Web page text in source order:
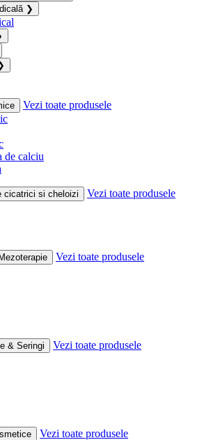
❯
Vezi toate produsele
de calciu
cicatrici si cheloizi
Vezi toate produsele
Vezi toate produsele
& Seringi
Vezi toate produsele
Vezi toate produsele